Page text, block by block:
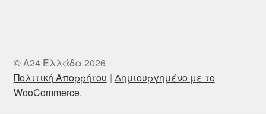
© A24 Ελλάδα 2026
Πολιτική Απορρήτου
Δημιουργημένο με το
WooCommerce.